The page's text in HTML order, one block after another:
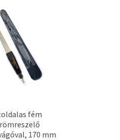
fém
170 mm